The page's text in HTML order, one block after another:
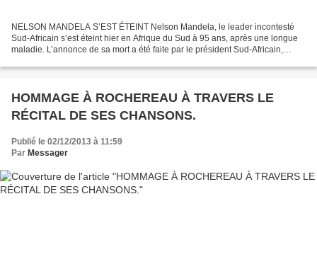
NELSON MANDELA S’EST ÉTEINT Nelson Mandela, le leader incontesté
Sud-Africain s’est éteint hier en Afrique du Sud à 95 ans, après une longue
maladie. L’annonce de sa mort a été faite par le président Sud-Africain,
HOMMAGE À ROCHEREAU À TRAVERS LE
RÉCITAL DE SES CHANSONS.
Publié le 02/12/2013 à 11:59
Par Messager